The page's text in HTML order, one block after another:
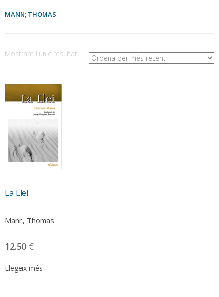
MANN; THOMAS
Mostrant l'únic resultat
La Llei
Mann, Thomas
12.50 €
Llegeix més